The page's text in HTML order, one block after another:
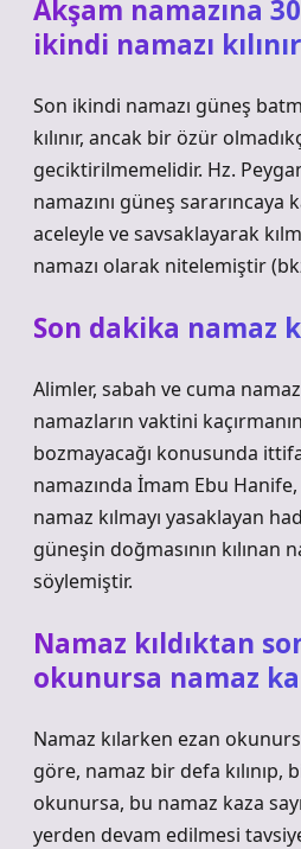
Akşam namazına
ikindi namazı
Son ikindi namazı güneş
kılınır, ancak bir özür
geciktirilmemelidir. Hz.
namazını güneş
aceleyle ve savsaklayarak
namazı olarak nitelemiştir
Son dakika namaz
Alimler, sabah ve cuma
namazların vaktini
bozmayacağı konusunda
namazında İmam Ebu
namaz kılmayı yasaklayan
güneşin doğmasının kılınan
söylemiştir.
Namaz kıldıktan
okunursa namaz
Namaz kılarken ezan
göre, namaz bir defa kılınıp,
okunursa, bu namaz kaza
yerden devam edilmesi